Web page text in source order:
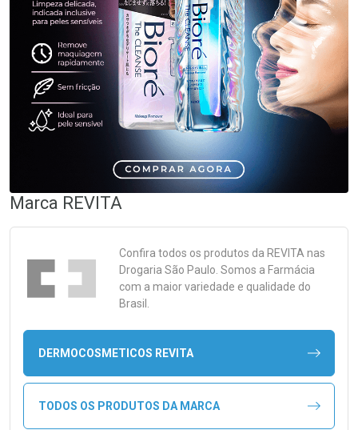
Marca REVITA
Confira todos os produtos da REVITA nas
Drogaria São Paulo. Somos a Farmácia
com a maior variedade e qualidade do
Brasil.
DERMOCOSMETICOS REVITA
TODOS OS PRODUTOS DA MARCA